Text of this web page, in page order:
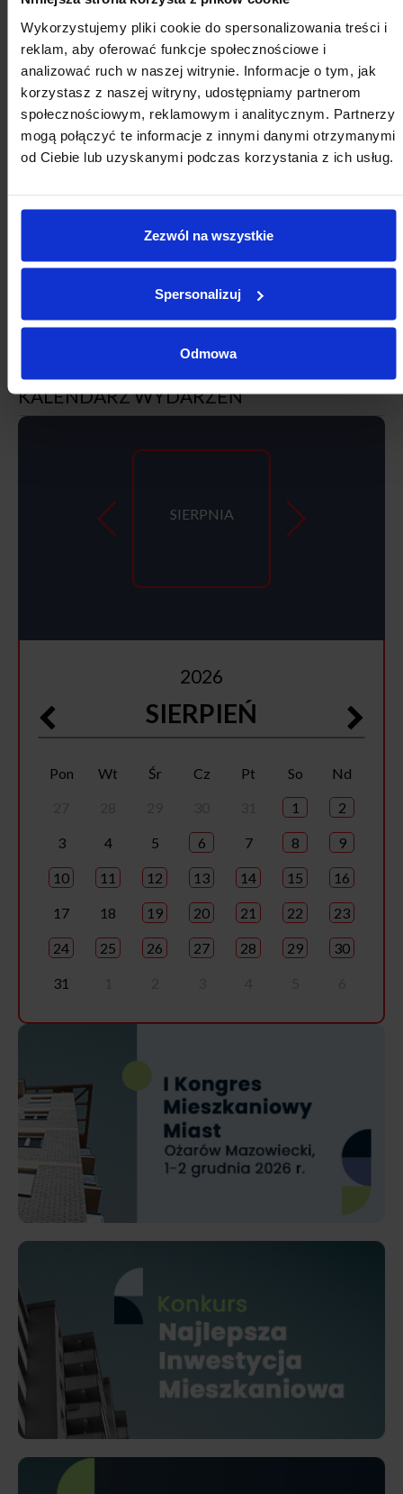
Wykorzystujemy pliki cookie do spersonalizowania treści i
reklam, aby oferować funkcje społecznościowe i
analizować ruch w naszej witrynie. Informacje o tym, jak
korzystasz z naszej witryny, udostępniamy partnerom
społecznościowym, reklamowym i analitycznym. Partnerzy
mogą połączyć te informacje z innymi danymi otrzymanymi
od Ciebie lub uzyskanymi podczas korzystania z ich usług.
Zezwól na wszystkie
Spersonalizuj
Odmowa
Więcej informacji
KALENDARZ WYDARZEŃ
SIERPNIA
2026
SIERPIEŃ
Pon Wt Śr Cz Pt So
Nd
1 2
3 4 5 6 7 8 9
10 11 12 13 14 15 16
17 18 19 20 21 22 23
24 25 26 27 28 29 30
31